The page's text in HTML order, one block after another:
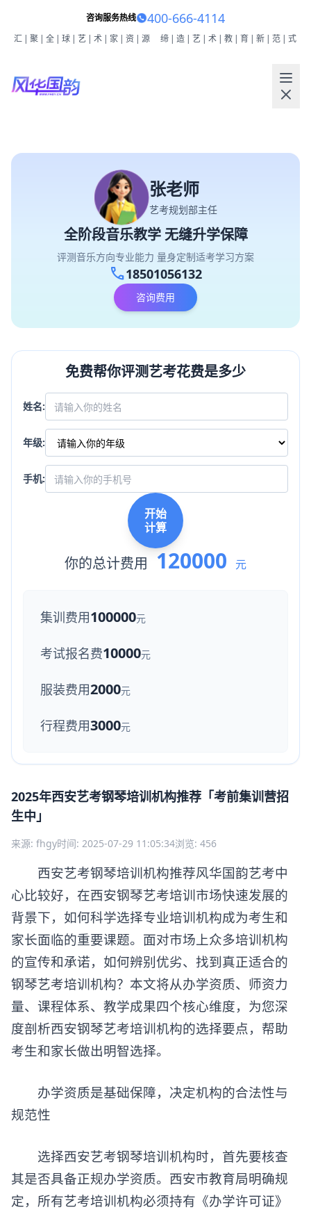
咨询服务热线 400-666-4114
汇|聚|全|球|艺|术|家|资|源 缔|造|艺|术|教|育|新|范|式
张老师
艺考规划部主任
全阶段音乐教学 无缝升学保障
评测音乐方向专业能力 量身定制适考学习方案
call18501056132
咨询费用
免费帮你评测艺考花费是多少
姓名:
年级:
手机:
开始
计算
你的总计费用 120000 元
集训费用100000元
考试报名费10000元
服装费用2000元
行程费用3000元
2025年西安艺考钢琴培训机构推荐「考前集训营招
生中」
来源: fhgy时间: 2025-07-29 11:05:34浏览: 456
西安艺考钢琴培训机构推荐风华国韵艺考中
心比较好，在西安钢琴艺考培训市场快速发展的
背景下，如何科学选择专业培训机构成为考生和
家长面临的重要课题。面对市场上众多培训机构
的宣传和承诺，如何辨别优劣、找到真正适合的
钢琴艺考培训机构？本文将从办学资质、师资力
量、课程体系、教学成果四个核心维度，为您深
度剖析西安钢琴艺考培训机构的选择要点，帮助
考生和家长做出明智选择。
​​办学资质是基础保障，决定机构的合法性与
规范性​​
选择西安艺考钢琴培训机构时，首先要核查
其是否具备正规办学资质。西安市教育局明确规
定，所有艺考培训机构必须持有《办学许可证》